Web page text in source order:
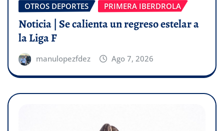
OTROS DEPORTES
PRIMERA IBERDROLA
Noticia | Se calienta un regreso estelar a
la Liga F
manulopezfdez Ago 7, 2026